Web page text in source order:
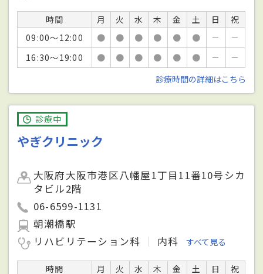
時間 月 火 水 木 金 土 日
祝
09:00～12:00
● ● ● ● ● ● －
－
16:30～19:00
● ● ● ● ● ● －
－
診療時間の詳細はこちら
診療中
やぎクリニック
大阪府大阪市港区八幡屋1丁目11番10号シカ
タビル2階
06-6599-1131
朝潮橋駅
リハビリテーション科
内科 すべて見る
時間 月 火 水 木 金 土 日 祝